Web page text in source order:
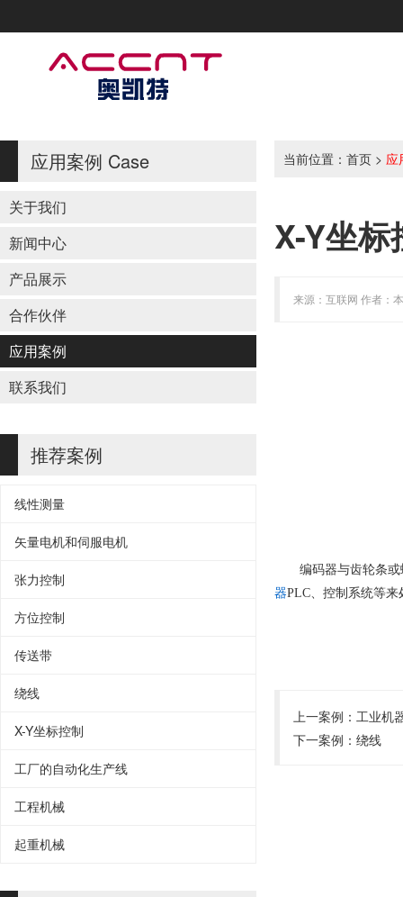
应用案例 Case
关于我们
新闻中心
产品展示
合作伙伴
应用案例
联系我们
推荐案例
线性测量
矢量电机和伺服电机
张力控制
方位控制
传送带
绕线
X-Y坐标控制
工厂的自动化生产线
工程机械
起重机械
当前位置： 首页 > 应
X-Y坐标
来源：互联网 作者：
编码器与齿轮条
器PLC、控制系统等来
上一案例： 工业机
下一案例： 绕线